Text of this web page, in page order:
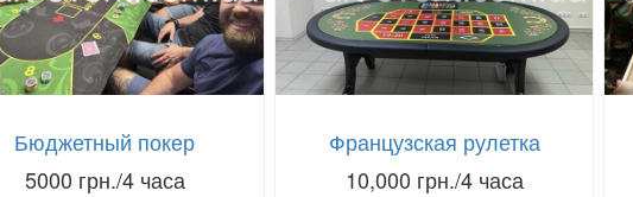
Бюджетный покер
5000 грн./4 часа
Французская рулетка
10,000 грн./4 часа